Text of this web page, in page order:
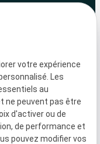
votre expérience
Les
au
ne peuvent pas être
d'activer ou de
de performance et
pouvez modifier vos